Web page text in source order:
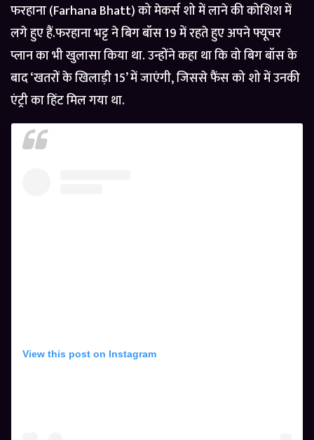
फरहाना (Farhana Bhatt) को मेकर्स शो में लाने की कोशिश में
लगे हुए हैं.फरहाना भट्ट ने बिग बॉस 19 में रहते हुए अपने फ्यूचर
प्लान का भी खुलासा किया था. उन्होंने कहा था कि वो बिग बॉस के
बाद ‘खतरों के खिलाड़ी 15’ में जाएंगी, जिससे फैंस को शो में उनकी
एंट्री का हिंट मिल गया था.
View this post on Instagram